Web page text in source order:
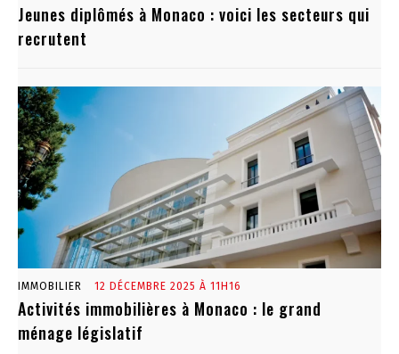
Jeunes diplômés à Monaco : voici les secteurs qui
recrutent
IMMOBILIER 12 DÉCEMBRE 2025 À 11H16
Activités immobilières à Monaco : le grand
ménage législatif